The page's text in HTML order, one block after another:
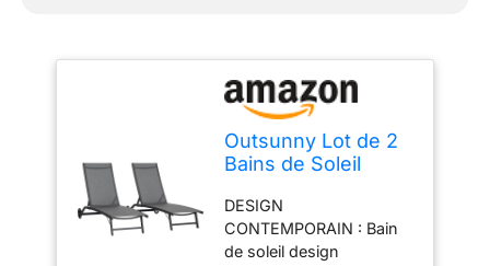
Outsunny Lot de 2
Bains de Soleil
150 Kg Gris Foncé
DESIGN
CONTEMPORAIN : Bain
de soleil design